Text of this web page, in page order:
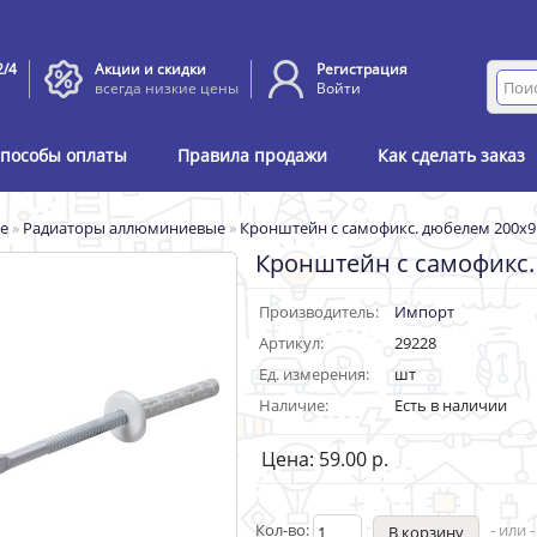
4
Акции и скидки
всегда низкие цены
Регистрация
Войти
оплаты Правила продажи Как сделать заказ
» Радиаторы аллюминиевые » Кронштейн с самофикс. дюбелем 200х9
Кронштейн с
Производитель:
Импорт
Артикул:
29228
Ед. измерения:
шт
Наличие:
Есть в наличии
Цена: 59.00 р.
Кол-во: - или